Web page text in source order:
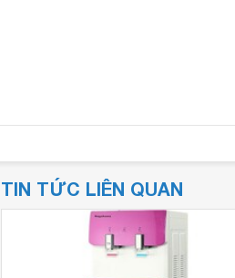
TIN TỨC LIÊN QUAN